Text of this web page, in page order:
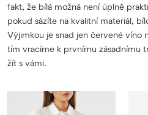
fakt, že bílá možná není úplně
pokud sázíte na kvalitní materiál,
Výjimkou je snad jen červené víno
tím vracíme k prvnímu zásadnímu
žít s vámi.